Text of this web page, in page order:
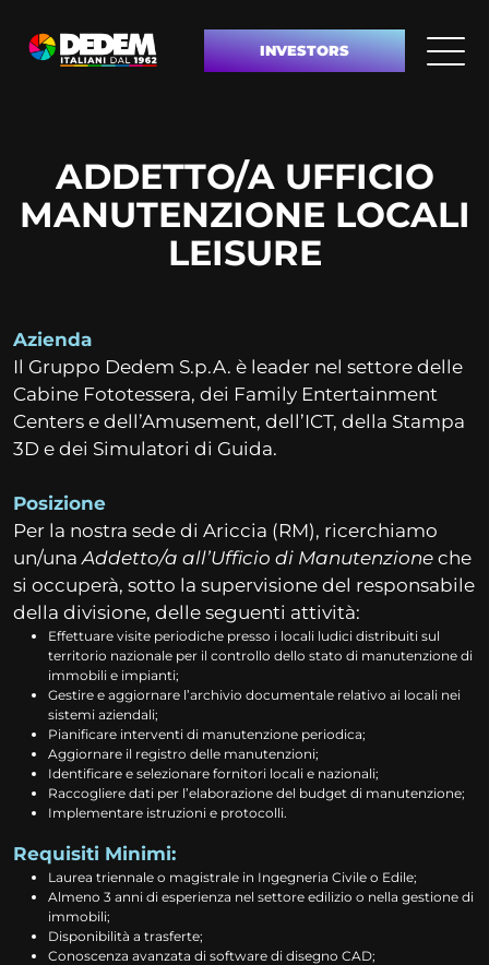
INVESTORS
ADDETTO/A UFFICIO
MANUTENZIONE LOCALI
LEISURE
Azienda
Il Gruppo Dedem S.p.A. è leader nel settore delle
Cabine Fototessera, dei Family Entertainment
Centers e dell’Amusement, dell’ICT, della Stampa
3D e dei Simulatori di Guida.
Posizione
Per la nostra sede di Ariccia (RM), ricerchiamo
un/una Addetto/a all’Ufficio di Manutenzione che
si occuperà, sotto la supervisione del responsabile
della divisione, delle seguenti attività:
Effettuare visite periodiche presso i locali ludici distribuiti sul
territorio nazionale per il controllo dello stato di manutenzione di
immobili e impianti;
Gestire e aggiornare l’archivio documentale relativo ai locali nei
sistemi aziendali;
Pianificare interventi di manutenzione periodica;
Aggiornare il registro delle manutenzioni;
Identificare e selezionare fornitori locali e nazionali;
Raccogliere dati per l’elaborazione del budget di manutenzione;
Implementare istruzioni e protocolli.
Requisiti Minimi:
Laurea triennale o magistrale in Ingegneria Civile o Edile;
Almeno 3 anni di esperienza nel settore edilizio o nella gestione di
immobili;
Disponibilità a trasferte;
Conoscenza avanzata di software di disegno CAD;